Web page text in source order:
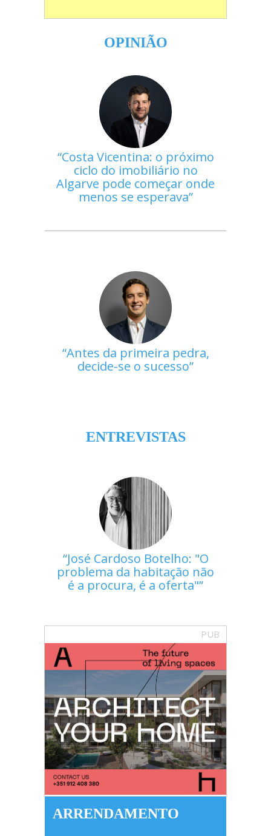
OPINIÃO
Costa Vicentina: o próximo
ciclo do imobiliário no
Algarve pode começar onde
menos se esperava
Antes da primeira pedra,
decide-se o sucesso
ENTREVISTAS
José Cardoso Botelho: "O
problema da habitação não
é a procura, é a oferta"
PUB
ARRENDAMENTO